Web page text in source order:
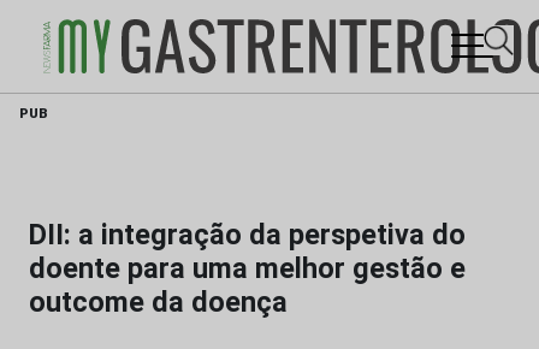
Skip
PUB
DII: a integração da perspetiva do
doente para uma melhor gestão e
outcome da doença